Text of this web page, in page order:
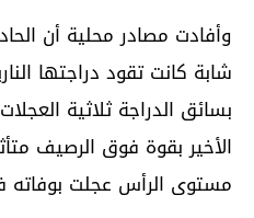
وأفادت مصادر محلية أن
شابة كانت تقود دراجتها
بسائق الدراجة ثلاثية
الأخير بقوة فوق الرصيف
مستوى الرأس عجلت بوفاته